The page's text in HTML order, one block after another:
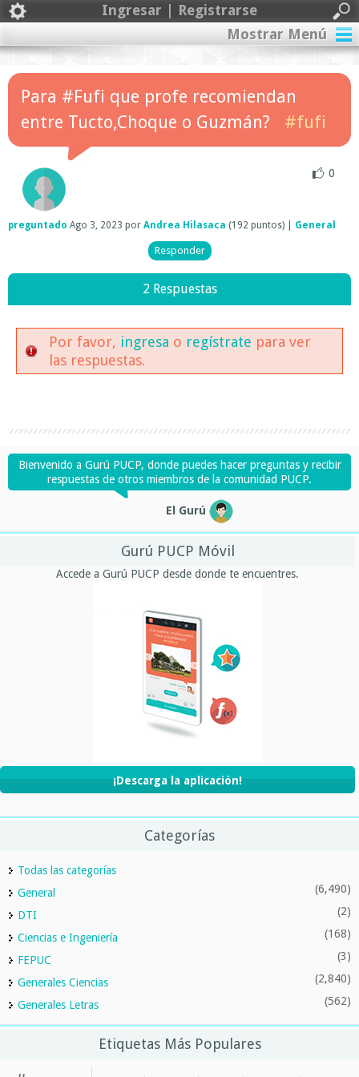
Ingresar | Registrarse
Mostrar Menú
Para #Fufi que profe recomiendan
entre Tucto,Choque o Guzmán?
#fufi
0
preguntado Ago 3, 2023 por Andrea Hilasaca (192 puntos) General
2 Respuestas
Por favor, ingresa o regístrate para ver
las respuestas.
Bienvenido a Gurú PUCP, donde puedes hacer preguntas y recibir
respuestas de otros miembros de la comunidad PUCP.
El Gurú
Gurú PUCP Móvil
Accede a Gurú PUCP desde donde te encuentres.
¡Descarga la aplicación!
Categorías
Todas las categorías
General
(6,490)
DTI (2)
Ciencias e Ingeniería (168)
FEPUC (3)
Generales Ciencias (2,840)
Generales Letras (562)
Etiquetas Más Populares